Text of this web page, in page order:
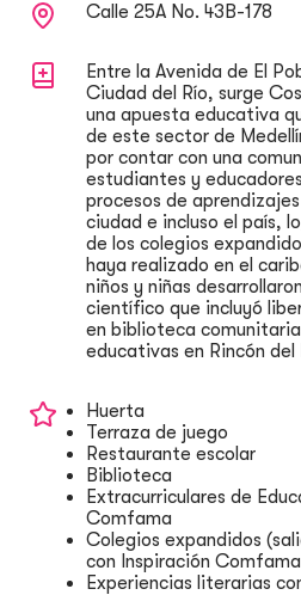
Calle 25A No. 43B-178
Entre la Avenida de El
Ciudad del Río, surge
una apuesta educativa
de este sector de
por contar con una
estudiantes y
procesos de
ciudad e incluso el país,
de los colegios
haya realizado en el
niños y niñas
científico que incluyó
en biblioteca
educativas en Rincón del
Huerta
Terraza de juego
Restaurante escolar
Biblioteca
Extracurriculares de
Comfama
Colegios expandidos
con Inspiración Comfama
Experiencias literarias